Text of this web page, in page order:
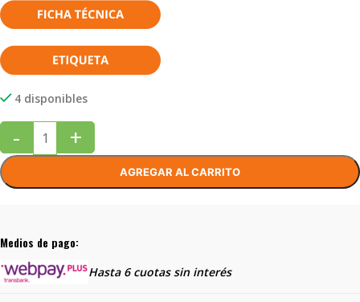
4 disponibles
- +
AGREGAR AL CARRITO
Medios de pago:
Hasta 6 cuotas sin interés